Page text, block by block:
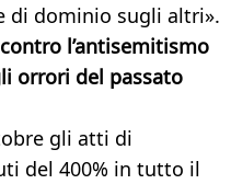
di dominio sugli altri».
l’antisemitismo
orrori del passato
gli atti di
del 400% in tutto il